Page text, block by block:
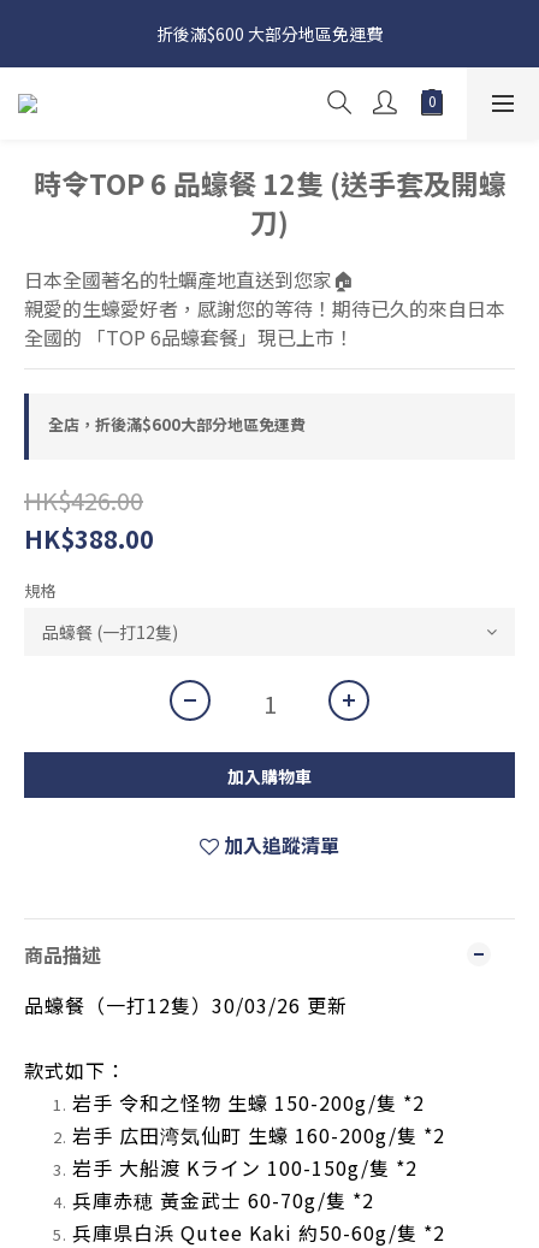
日本接近假期，貨源較不穩定；如想在 8 月 11 日至 8 月 15 日收
貨，請務必於 8 月 10 日前落單
折後滿$600 大部分地區免運費
日本接近假期，貨源較不穩定；如想在 8 月 11 日至 8 月 15 日收
貨，請務必於 8 月 10 日前落單
時令TOP 6 品蠔餐 12隻 (送手套及開蠔
刀)
日本全國著名的牡蠣產地直送到您家🏠
親愛的生蠔愛好者，感謝您的等待！期待已久的來自日本
全國的 「TOP 6品蠔套餐」現已上市！
全店，折後滿$600大部分地區免運費
HK$426.00
HK$388.00
規格
加入購物車
加入追蹤清單
商品描述
品蠔餐（一打12隻）30/03/26 更新
款式如下：
岩手 令和之怪物 生蠔 150-200g/隻 *2
岩手 広田湾気仙町 生蠔 160-200g/隻 *2
岩手 大船渡 Kライン 100-150g/隻 *2
兵庫赤穂 黃金武士 60-70g/隻 *2
兵庫県白浜 Qutee Kaki 約50-60g/隻 *2